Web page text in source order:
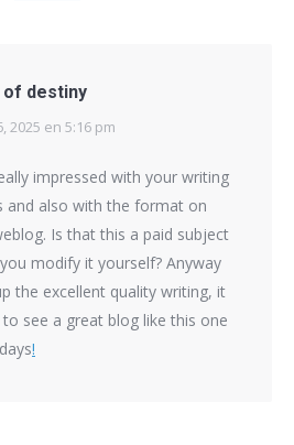
of destiny
2025 en 5:16 pm
impressed with your writing
and also with the format on
Is that this a paid subject
modify it yourself? Anyway
the excellent quality writing, it
to see a great blog like this one
!